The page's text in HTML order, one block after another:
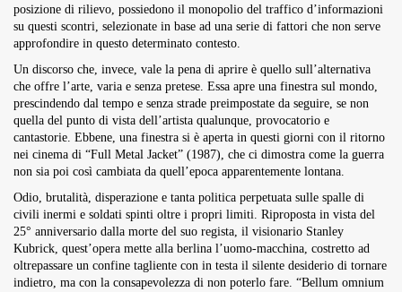
posizione di rilievo, possiedono il monopolio del traffico d’informazioni
su questi scontri, selezionate in base ad una serie di fattori che non serve
approfondire in questo determinato contesto.
Un discorso che, invece, vale la pena di aprire è quello sull’alternativa
che offre l’arte, varia e senza pretese. Essa apre una finestra sul mondo,
prescindendo dal tempo e senza strade preimpostate da seguire, se non
quella del punto di vista dell’artista qualunque, provocatorio e
cantastorie. Ebbene, una finestra si è aperta in questi giorni con il ritorno
nei cinema di “Full Metal Jacket” (1987), che ci dimostra come la guerra
non sia poi così cambiata da quell’epoca apparentemente lontana.
Odio, brutalità, disperazione e tanta politica perpetuata sulle spalle di
civili inermi e soldati spinti oltre i propri limiti. Riproposta in vista del
25° anniversario dalla morte del suo regista, il visionario Stanley
Kubrick, quest’opera mette alla berlina l’uomo-macchina, costretto ad
oltrepassare un confine tagliente con in testa il silente desiderio di tornare
indietro, ma con la consapevolezza di non poterlo fare. “Bellum omnium